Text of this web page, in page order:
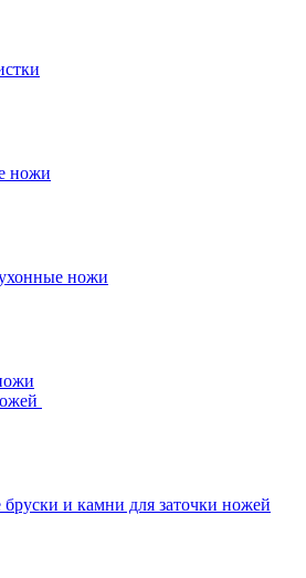
ножи
ножи
и камни для заточки ножей